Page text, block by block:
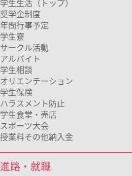
学生生活（トップ）
奨学金制度
年間行事予定
学生寮
サークル活動
アルバイト
学生相談
オリエンテーション
学生保険
ハラスメント防止
学生食堂・売店
スポーツ大会
授業料その他納入金
進路・就職